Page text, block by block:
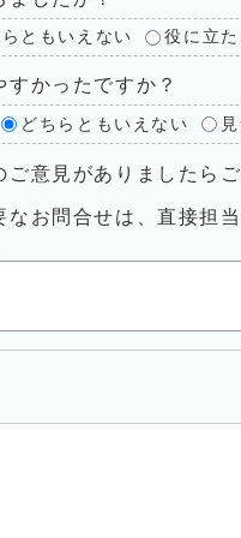
ともいえない 役に立
かったですか？
どちらともいえない
ご意見がありましたら
なお問合せは、直接